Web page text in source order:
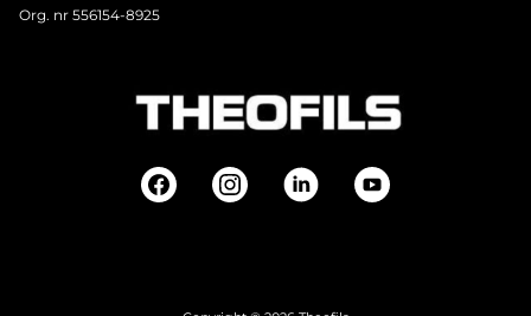
Org. nr 556154-8925